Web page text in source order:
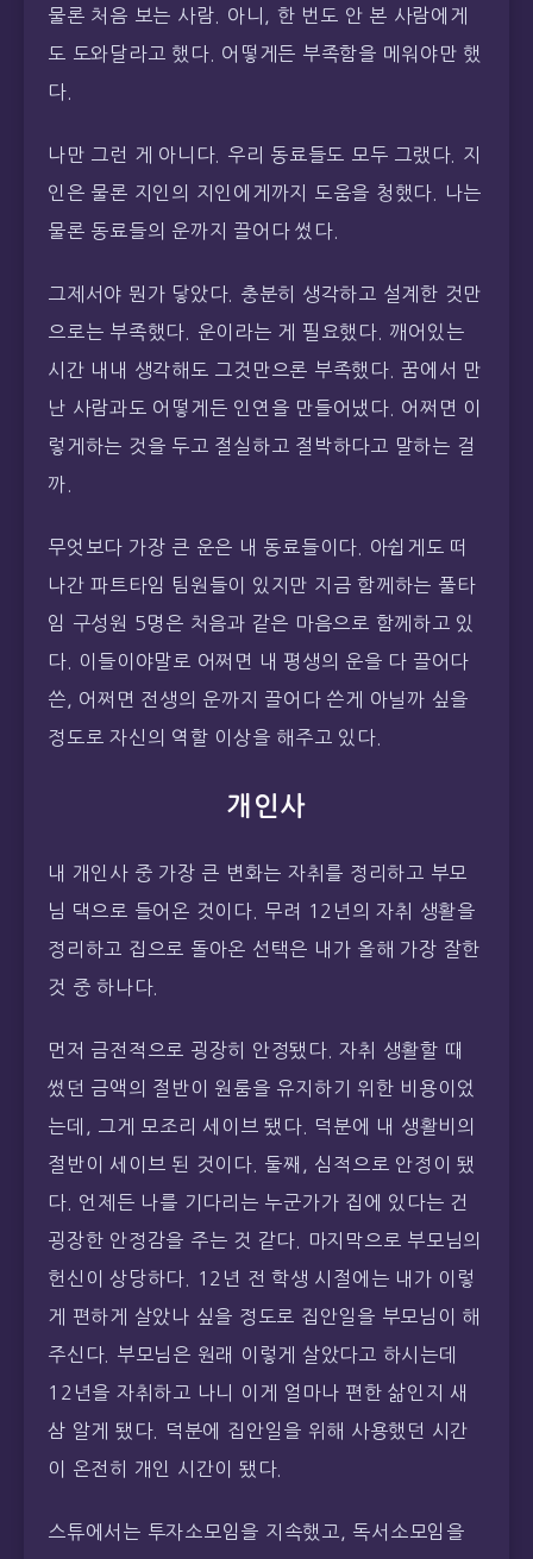
물론 처음 보는 사람. 아니, 한 번도 안 본 사람에게
도 도와달라고 했다. 어떻게든 부족함을 메워야만 했
다.
나만 그런 게 아니다. 우리 동료들도 모두 그랬다. 지
인은 물론 지인의 지인에게까지 도움을 청했다. 나는
물론 동료들의 운까지 끌어다 썼다.
그제서야 뭔가 닿았다. 충분히 생각하고 설계한 것만
으로는 부족했다. 운이라는 게 필요했다. 깨어있는
시간 내내 생각해도 그것만으론 부족했다. 꿈에서 만
난 사람과도 어떻게든 인연을 만들어냈다. 어쩌면 이
렇게하는 것을 두고 절실하고 절박하다고 말하는 걸
까.
무엇보다 가장 큰 운은 내 동료들이다. 아쉽게도 떠
나간 파트타임 팀원들이 있지만 지금 함께하는 풀타
임 구성원 5명은 처음과 같은 마음으로 함께하고 있
다. 이들이야말로 어쩌면 내 평생의 운을 다 끌어다
쓴, 어쩌면 전생의 운까지 끌어다 쓴게 아닐까 싶을
정도로 자신의 역할 이상을 해주고 있다.
개인사
내 개인사 중 가장 큰 변화는 자취를 정리하고 부모
님 댁으로 들어온 것이다. 무려 12년의 자취 생활을
정리하고 집으로 돌아온 선택은 내가 올해 가장 잘한
것 중 하나다.
먼저 금전적으로 굉장히 안정됐다. 자취 생활할 때
썼던 금액의 절반이 원룸을 유지하기 위한 비용이었
는데, 그게 모조리 세이브 됐다. 덕분에 내 생활비의
절반이 세이브 된 것이다. 둘째, 심적으로 안정이 됐
다. 언제든 나를 기다리는 누군가가 집에 있다는 건
굉장한 안정감을 주는 것 같다. 마지막으로 부모님의
헌신이 상당하다. 12년 전 학생 시절에는 내가 이렇
게 편하게 살았나 싶을 정도로 집안일을 부모님이 해
주신다. 부모님은 원래 이렇게 살았다고 하시는데
12년을 자취하고 나니 이게 얼마나 편한 삶인지 새
삼 알게 됐다. 덕분에 집안일을 위해 사용했던 시간
이 온전히 개인 시간이 됐다.
스튜에서는 투자소모임을 지속했고, 독서소모임을